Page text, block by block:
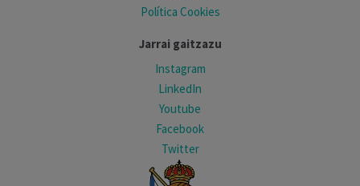
Política Cookies
Jarrai gaitzazu
Instagram
LinkedIn
Youtube
Facebook
Twitter